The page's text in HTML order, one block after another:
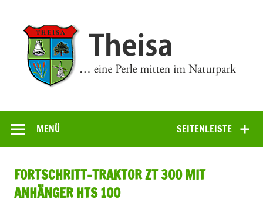
springen
SEITENLEISTE
MENÜ
FORTSCHRITT-TRAKTOR ZT 300 MIT
ANHÄNGER HTS 100